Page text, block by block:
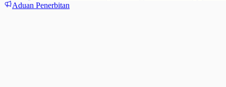
Aduan Penerbitan